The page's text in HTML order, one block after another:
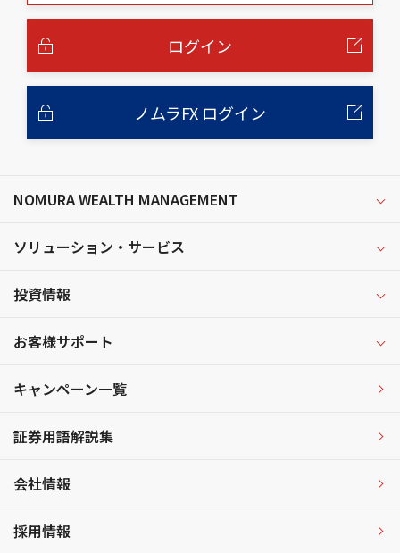
ログイン
ノムラFX ログイン
NOMURA WEALTH MANAGEMENT
ソリューション・サービス
投資情報
お客様サポート
キャンペーン一覧
証券用語解説集
会社情報
採用情報